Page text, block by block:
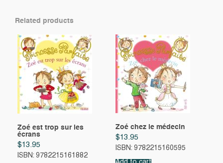
Related products
Zoé est trop sur les
écrans
$13.95
ISBN: 9782215161882
Zoé chez le médecin
$13.95
ISBN: 9782215160595